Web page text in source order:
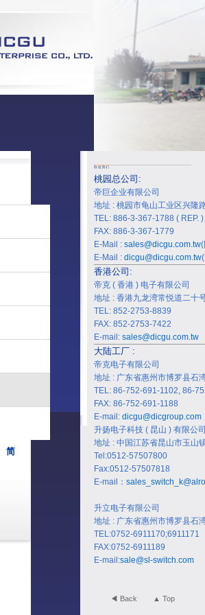
简
桃园总公司:
帝巨企业有限公司
地址 : 桃园市龟山工业区兴隆
TEL: 886-3-367-1788 ( REP. )
FAX: 886-3-367-1779
E-Mail : sales@dicgu.com.tw(
E-Mail : dicgu@dicgu.com.tw
香港公司:
帝克 ( 香港 ) 电子有限公司
地址 : 香港九龙湾常悦道二十
TEL: 852-2753-8839
FAX: 852-2753-7422
E-mail: sales@dicgu.com.tw
大陆工厂 :
帝克电子有限公司
地址 : 广东省惠州市博罗县石
TEL: 86-752-691-1102, 86-
FAX: 86-752-691-1188
E-mail: dicgu@dicgroup.com
升扬电子科技 ( 昆山 ) 有限公
地址 : 中国江苏省昆山市玉山
Tel:0512-57507800
Fax:0512-57507818
E-mail：
升立电子有限公司
地址 : 广东省惠州市博罗县石
TEL:0752-6911170;6911171
FAX:0752-6911189
E-mail:sale@sl-switch.com
◀ Back ▲ Top